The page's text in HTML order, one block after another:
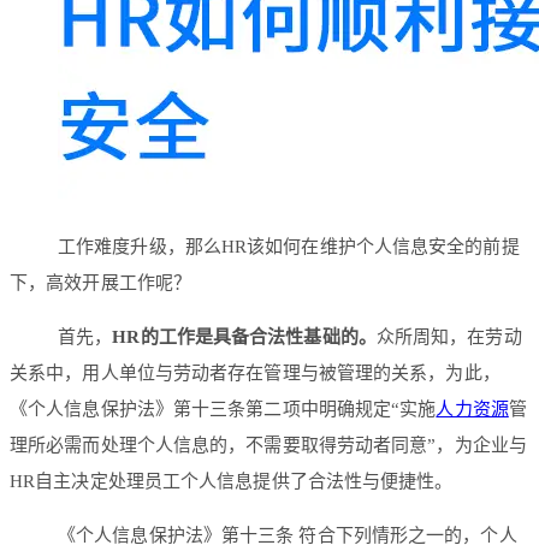
工作难度升级，那么HR该如何在维护个人信息安全的前提
下，高效开展工作呢？
首先，HR的工作是具备合法性基础的。 众所周知，在劳动
关系中，用人单位与劳动者存在管理与被管理的关系，为此，
《个人信息保护法》第十三条第二项中明确规定“实施人力资源管
理所必需而处理个人信息的，不需要取得劳动者同意”，为企业与
HR自主决定处理员工个人信息提供了合法性与便捷性。
《个人信息保护法》第十三条 符合下列情形之一的，个人